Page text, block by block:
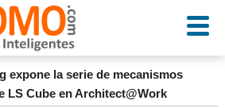
expone la serie de mecanismos
LS Cube en Architect@Work